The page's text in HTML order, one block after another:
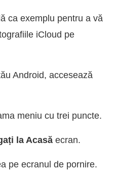
ca exemplu pentru a vă
iCloud pe
Android, accesează
meniu cu trei puncte.
la Acasă ecran.
pe ecranul de pornire.